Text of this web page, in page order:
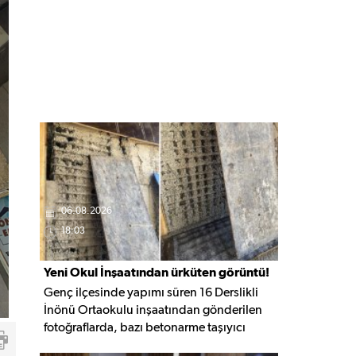
06.08.2026
18:03
Yeni Okul İnşaatından ürküten görüntü!
Genç ilçesinde yapımı süren 16 Derslikli
İnönü Ortaokulu inşaatından gönderilen
fotoğraflarda, bazı betonarme taşıyıcı